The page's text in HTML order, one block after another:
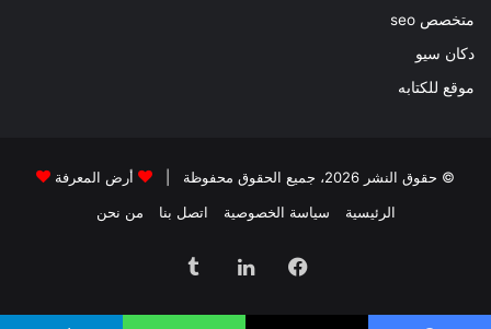
متخصص seo
دكان سيو
موقع للكتابه
© حقوق النشر 2026، جميع الحقوق محفوظة |
أرض المعرفة
الرئيسية
سياسة الخصوصية اتصل بنا من نحن
فيسبوكلينكدإن
‏Tumblr